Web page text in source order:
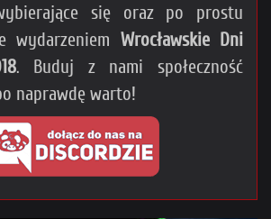
się oraz po prostu
wydarzeniem Wrocławskie Dni
. Buduj z nami społeczność
naprawdę warto!